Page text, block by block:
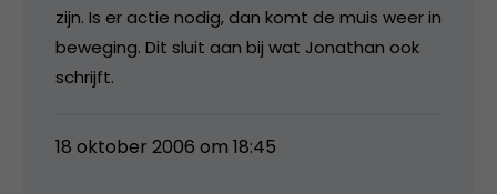
zijn. Is er actie nodig, dan komt de muis weer in
beweging. Dit sluit aan bij wat Jonathan ook
schrijft.
18 oktober 2006 om 18:45